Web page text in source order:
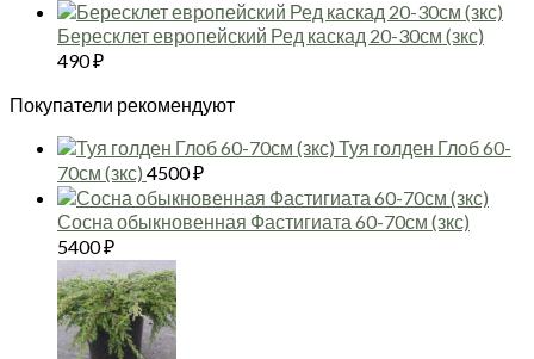
Бересклет европейский Ред каскад 20-30см (зкс)
490₽
Покупатели рекомендуют
Туя голден Глоб 60-
70см (зкс) 4500₽
Сосна обыкновенная Фастигиата 60-70см (зкс)
5400₽